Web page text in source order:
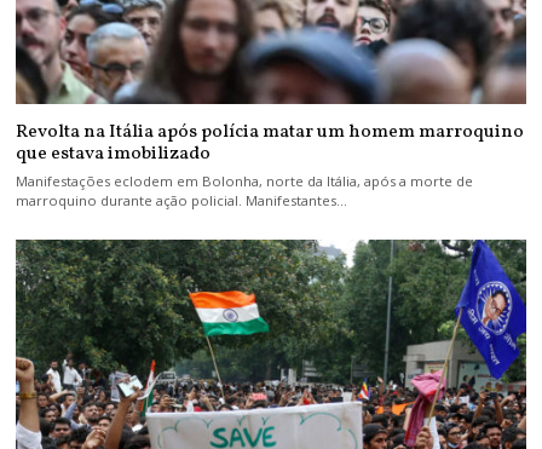
Revolta na Itália após polícia matar um homem marroquino
que estava imobilizado
Manifestações eclodem em Bolonha, norte da Itália, após a morte de
marroquino durante ação policial. Manifestantes…